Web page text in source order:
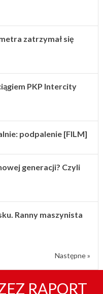
zatrzymał się
PKP Intercity
podpalenie [FILM]
generacji? Czyli
Ranny maszynista
Następne »
RAPORT